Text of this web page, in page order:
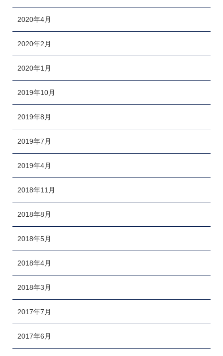
2020年4月
2020年2月
2020年1月
2019年10月
2019年8月
2019年7月
2019年4月
2018年11月
2018年8月
2018年5月
2018年4月
2018年3月
2017年7月
2017年6月